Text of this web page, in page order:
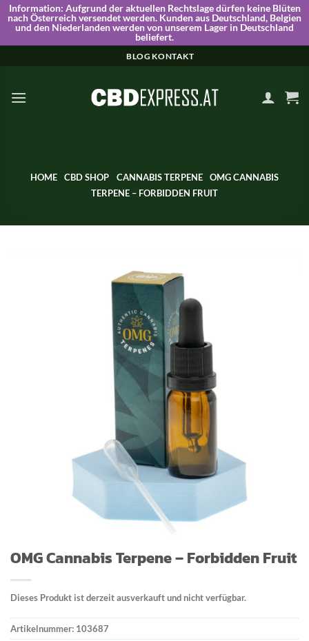
Information: Aufgrund der aktuellen Rechtslage dürfen keine Blüten
nach Österreich versendet werden. Kunden aus Deutschland, Belgien
und den Niederlanden werden von unserem Lager in Deutschland
beliefert.
BLOG KONTAKT
HOME CBD SHOP CANNABIS TERPENE
OMG CANNABIS
TERPENE – FORBIDDEN FRUIT
OMG Cannabis Terpene – Forbidden Fruit
Dieses Produkt ist derzeit ausverkauft und nicht verfügbar.
Artikelnummer: 103687